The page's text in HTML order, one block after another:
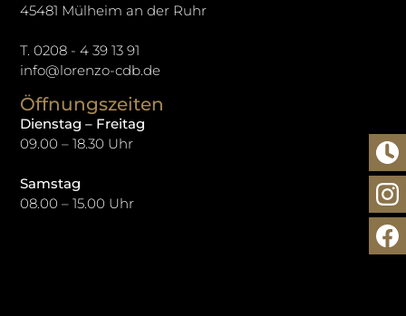
45481 Mülheim an der Ruhr
T. 0208 - 4 39 13 91
info@lorenzo-cdb.de
Öffnungszeiten
Dienstag – Freitag
09.00 – 18.30 Uhr
Samstag
08.00 – 15.00 Uhr